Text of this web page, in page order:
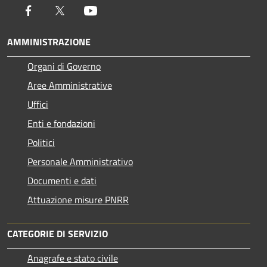
Facebook Twitter
AMMINISTRAZIONE
Organi di Governo
Aree Amministrative
Uffici
Enti e fondazioni
Politici
Personale Amministrativo
Documenti e dati
Attuazione misure PNRR
CATEGORIE DI SERVIZIO
Anagrafe e stato civile